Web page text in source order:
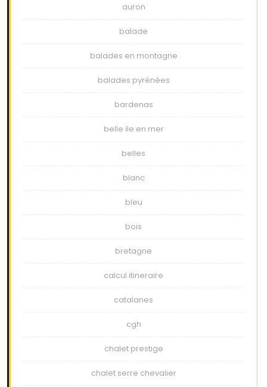
auron
balade
balades en montagne
balades pyrénées
bardenas
belle ile en mer
belles
blanc
bleu
bois
bretagne
calcul itineraire
catalanes
cgh
chalet prestige
chalet serre chevalier